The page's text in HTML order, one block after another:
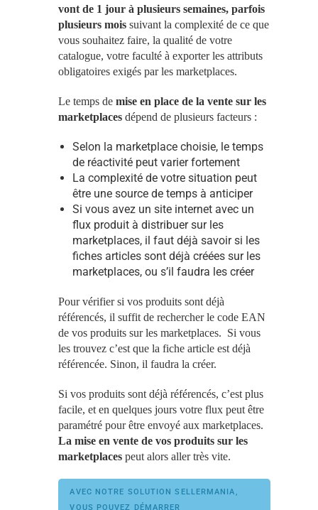
vont de 1 jour à plusieurs semaines, parfois
plusieurs moissuivant la complexité de ce que
vous souhaitez faire, la qualité de votre
catalogue, votre faculté à exporter les attributs
obligatoires exigés par les marketplaces.
Le temps demise en place de la vente sur les
marketplaces dépend de plusieurs facteurs :
Selon la marketplace choisie, le temps
de réactivité peut varier fortement
La complexité de votre situation peut
être une source de temps à anticiper
Si vous avez un site internet avec un
flux produit à distribuer sur les
marketplaces, il faut déjà savoir si les
fiches articles sont déjà créées sur les
marketplaces, ou s’il faudra les créer
Pour vérifier si vos produits sont déjà
référencés, il suffit de rechercher le code EAN
de vos produits sur les marketplaces. Si vous
les trouvez c’est que la fiche article est déjà
référencée. Sinon, il faudra la créer.
Si vos produits sont déjà référencés, c’est plus
facile, et en quelques jours votre flux peut être
paramétré pour être envoyé aux marketplaces.
La mise en vente de vos produits sur les
marketplaces peut alors aller très vite.
AVEC NOTRE SOLUTION SELLERMANIA,
VOUS POUVEZ DÉMARRER